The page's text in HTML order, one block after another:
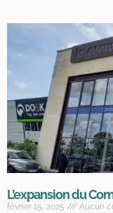
L’expansion du
février 15, 2025 Aucun